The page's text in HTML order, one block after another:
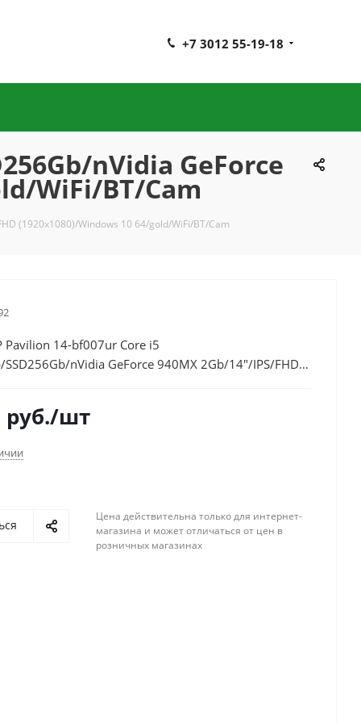
+7 3012 55-19-18
nVidia GeForce
WiFi/BT/Cam
(1920x1080)/Windows 10 64/gold/WiFi/BT/Cam
Pavilion 14-bf007ur Core i5
nVidia GeForce 940MX 2Gb/14"/IPS/FHD
руб./шт
Цена действительна только для интернет-
магазина и может отличаться от цен в
розничных магазинах